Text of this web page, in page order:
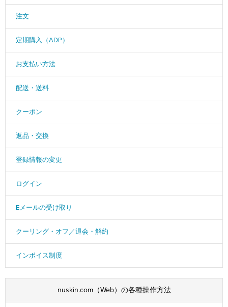
注文
定期購入（ADP）
お支払い方法
配送・送料
クーポン
返品・交換
登録情報の変更
ログイン
Eメールの受け取り
クーリング・オフ／退会・解約
インボイス制度
nuskin.com（Web）の各種操作方法